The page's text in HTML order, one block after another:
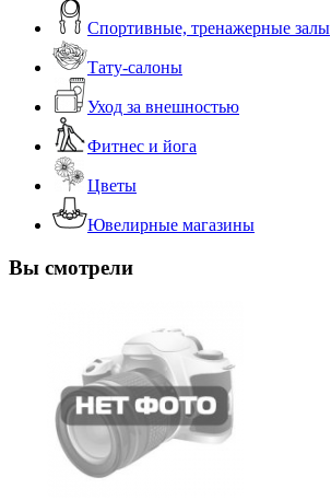
Спортивные, тренажерные залы
Тату-салоны
Уход за внешностью
Фитнес и йога
Цветы
Ювелирные магазины
Вы смотрели